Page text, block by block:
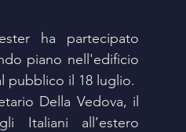
ha partecipato
piano nell'edificio
pubblico il 18 luglio.
Della Vedova, il
Italiani all’estero